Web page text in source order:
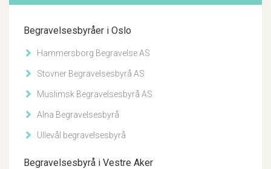
Begravelsesbyråer i Oslo
Hammersborg Begravelse AS
Stovner Begravelsesbyrå AS
Muslimsk Begravelsesbyrå AS
Alna Begravelsesbyrå
Ullevål begravelsesbyrå
Begravelsesbyrå i Vestre Aker